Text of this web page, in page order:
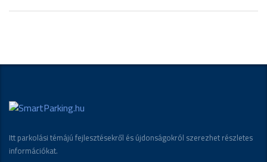
Itt parkolási témájú fejlesztésekről és újdonságokról szerezhet részletes
információkat.